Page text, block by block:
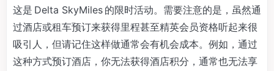
这是 Delta SkyMiles 的限时活动。需要注意的是，虽然通
过酒店或租车预订来获得里程甚至精英会员资格听起来很
吸引人，但请记住这样做通常会有机会成本。例如，通过
这种方式预订酒店，你无法获得酒店积分，通常也无法享